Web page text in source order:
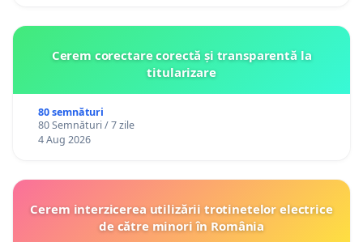
Cerem corectare corectă și transparentă la
titularizare
80 semnături
80 Semnături / 7 zile
4 Aug 2026
Cerem interzicerea utilizării trotinetelor electrice
de către minori în România